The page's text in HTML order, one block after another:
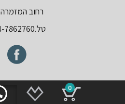
רחוב המזמרה 10
טל.054-7862760
0